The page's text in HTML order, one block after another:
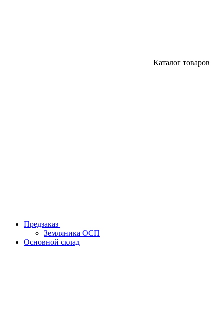
Каталог товаров
Предзаказ
Земляника ОСП
Основной склад